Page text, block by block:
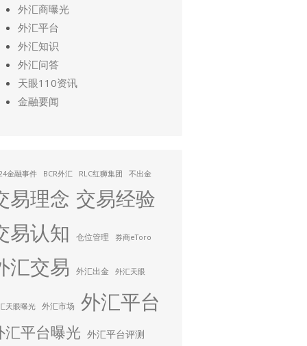
外汇商曝光
外汇平台
外汇知识
外汇问答
天眼110资讯
金融要闻
金融事件 BCR外汇 RLC红狮集团 不出金
易理念 交易经验
易认知
仓位管理 券商eToro
汇交易 外汇出金 外汇天眼
天眼曝光 外汇市场 外汇平台
汇平台曝光 外汇平台评测